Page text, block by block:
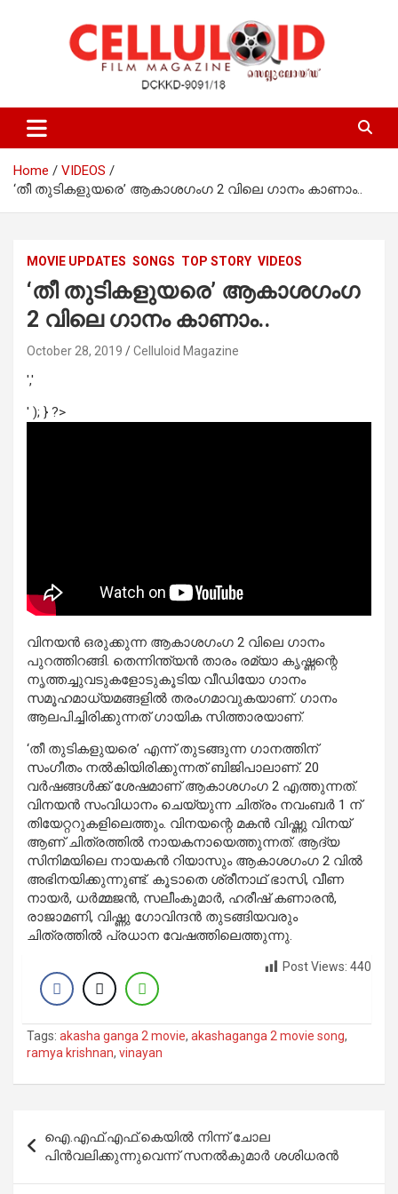
celluloid
Home
VIDEOS
‘തീ തുടികളുയരെ’ ആകാശഗംഗ 2 വിലെ ഗാനം കാണാം..
MOVIE UPDATES SONGS TOP STORY VIDEOS
‘തീ തുടികളുയരെ’ ആകാശഗംഗ
2 വിലെ ഗാനം കാണാം..
October 28, 2019 Celluloid Magazine
','
' ); } ?>
വിനയന്‍ ഒരുക്കുന്ന ആകാശഗംഗ 2 വിലെ ഗാനം
പുറത്തിറങ്ങി. തെന്നിന്ത്യന്‍ താരം രമ്യാ കൃഷ്ണന്റെ
നൃത്തച്ചുവടുകളോടുകൂടിയ വീഡിയോ ഗാനം
സമൂഹമാധ്യമങ്ങളില്‍ തരംഗമാവുകയാണ്. ഗാനം
ആലപിച്ചിരിക്കുന്നത് ഗായിക സിത്താരയാണ്.
‘തീ തുടികളുയരെ’ എന്ന് തുടങ്ങുന്ന ഗാനത്തിന്
സംഗീതം നല്‍കിയിരിക്കുന്നത് ബിജിപാലാണ്. 20
വര്‍ഷങ്ങള്‍ക്ക് ശേഷമാണ് ആകാശഗംഗ 2 എത്തുന്നത്.
വിനയന്‍ സംവിധാനം ചെയ്യുന്ന ചിത്രം നവംബര്‍ 1 ന്
തിയേറ്ററുകളിലെത്തും. വിനയന്റെ മകന്‍ വിഷ്ണു വിനയ്
ആണ് ചിത്രത്തില്‍ നായകനായെത്തുന്നത്. ആദ്യ
സിനിമയിലെ നായകന്‍ റിയാസും ആകാശഗംഗ 2 വില്‍
അഭിനയിക്കുന്നുണ്ട്. കൂടാതെ ശ്രീനാഥ് ഭാസി, വീണ
നായര്‍, ധര്‍മ്മജന്‍, സലീംകുമാര്‍, ഹരീഷ് കണാരന്‍,
രാജാമണി, വിഷ്ണു ഗോവിന്ദന്‍ തുടങ്ങിയവരും
ചിത്രത്തില്‍ പ്രധാന വേഷത്തിലെത്തുന്നു.
Post Views: 440
Tags: akasha ganga 2 movie, akashaganga 2 movie song,
ramya krishnan, vinayan
navigation
ഐ.എഫ്.എഫ്.കെയില്‍ നിന്ന് ചോല
പിന്‍വലിക്കുന്നുവെന്ന് സനല്‍കുമാര്‍ ശശിധരന്‍